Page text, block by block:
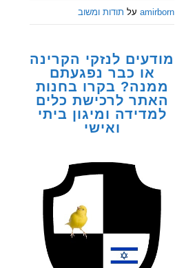
amirborn על תודות ומשוב
מודעים לנזקי הקרינה
או כבר נפגעתם
ממנה? בקרו בחנות
האתר לרכישת כלים
למדידה ומיגון ביתי
ואישי